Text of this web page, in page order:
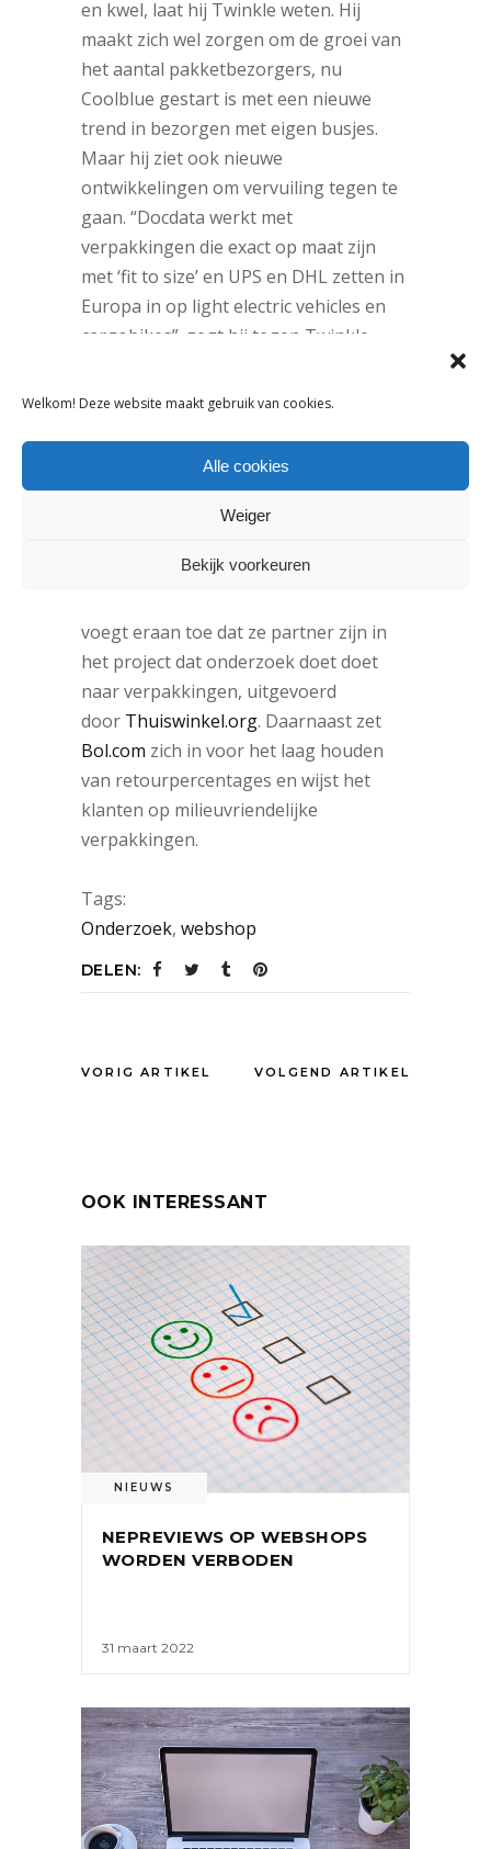
Welkom! Deze website maakt gebruik van cookies.
Alle cookies
Weiger
Bekijk voorkeuren
en kwel, laat hij Twinkle weten. Hij
maakt zich wel zorgen om de groei van
het aantal pakketbezorgers, nu
Coolblue gestart is met een nieuwe
trend in bezorgen met eigen busjes.
Maar hij ziet ook nieuwe
ontwikkelingen om vervuiling tegen te
gaan. “Docdata werkt met
verpakkingen die exact op maat zijn
met ‘fit to size’ en UPS en DHL zetten in
Europa in op light electric vehicles en
cargobikes”, zegt hij tegen Twinkle.
een meer duurzame levering met
echt niet bij achterblijven. Duidelijk is
voegt eraan toe dat ze partner zijn in
het project dat onderzoek doet doet
naar verpakkingen, uitgevoerd
door Thuiswinkel.org. Daarnaast zet
Bol.com zich in voor het laag houden
van retourpercentages en wijst het
klanten op milieuvriendelijke
verpakkingen.
Tags:
Onderzoek, webshop
DELEN:
VORIG ARTIKEL VOLGEND ARTIKEL
OOK INTERESSANT
NIEUWS
NEPREVIEWS OP WEBSHOPS
WORDEN VERBODEN
31 maart 2022